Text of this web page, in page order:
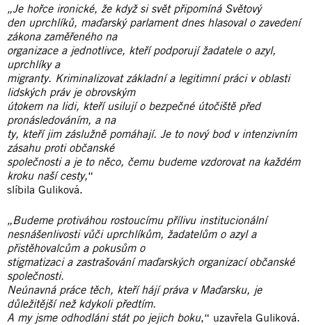
„Je hořce ironické, že když si svět připomíná Světový
den uprchlíků, maďarský parlament dnes hlasoval o zavedení
zákona zaměřeného na
organizace a jednotlivce, kteří podporují žadatele o azyl,
uprchlíky a
migranty. Kriminalizovat základní a legitimní práci v oblasti
lidských práv je obrovským
útokem na lidi, kteří usilují o bezpečné útočiště před
pronásledováním, a na
ty, kteří jim záslužně pomáhají. Je to nový bod v intenzivním
zásahu proti občanské
společnosti a je to něco, čemu budeme vzdorovat na každém
kroku naší cesty,“
slíbila Guliková.
„Budeme protiváhou rostoucímu přílivu institucionální
nesnášenlivosti vůči uprchlíkům, žadatelům o azyl a
přistěhovalcům a pokusům o
stigmatizaci a zastrašování maďarských organizací občanské
společnosti.
Neúnavná práce těch, kteří hájí práva v Maďarsku, je
důležitější než kdykoli předtím.
A my jsme odhodláni stát po jejich boku,“ uzavřela Guliková.